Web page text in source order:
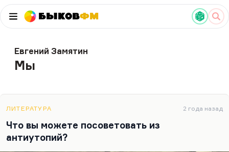
БыковФМ
Евгений Замятин
Мы
ЛИТЕРАТУРА 2 года назад
Что вы можете посоветовать из
антиутопий?